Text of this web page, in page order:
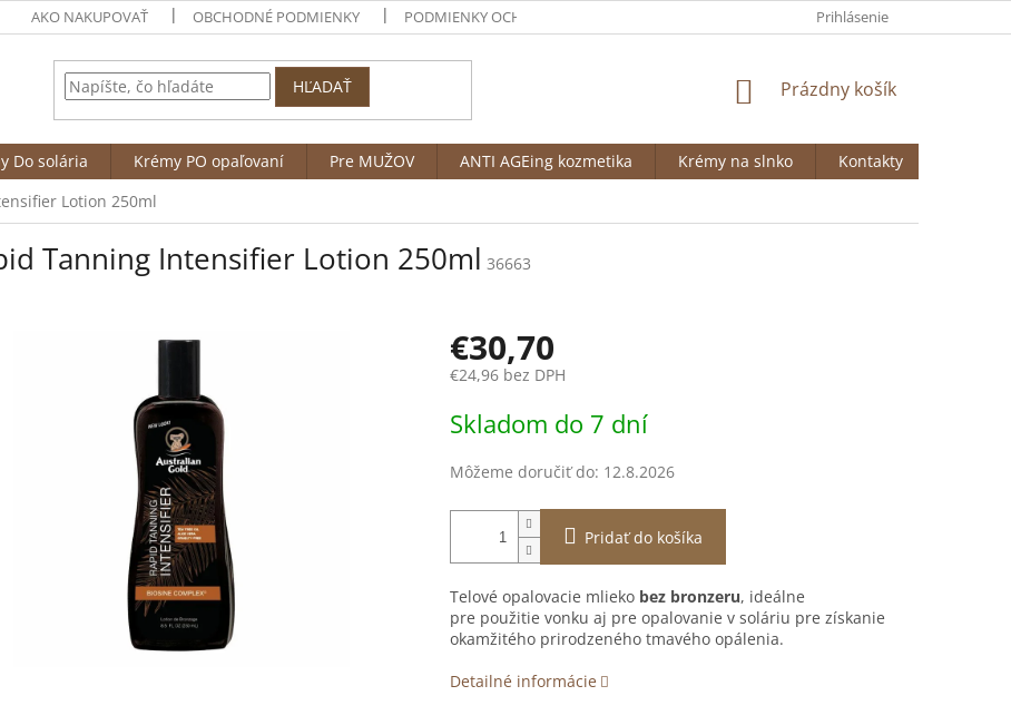
AKO NAKUPOVAŤ OBCHODNÉ PODMIENKY PODMIENKY OCHRANY OSOBNÝCH ÚDAJOV VRÁTENIE TOVARU
Prihlásenie
HĽADAŤ
NÁKUPNÝ
Prázdny košík
Do solária Krémy PO opaľovaní Pre MUŽOV ANTI AGEing kozmetika Krémy na slnko Kontakty
Lotion 250ml
Tanning Intensifier Lotion 250ml 36663
€30,70
€24,96 bez DPH
cena:
Skladom do 7 dní
Môžeme doručiť do: 12.8.2026
Pridať do košíka
Telové opalovacie mlieko bez bronzeru, ideálne
pre použitie vonku aj pre opalovanie v soláriu pre získanie
okamžitého prirodzeného tmavého opálenia.
Detailné informácie